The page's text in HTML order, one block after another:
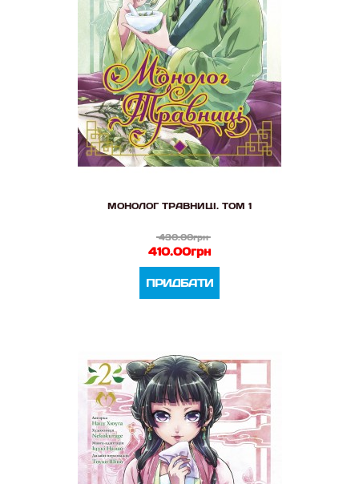
МОНОЛОГ ТРАВНИЦІ. ТОМ 1
430.00грн
410.00грн
ПРИДБАТИ